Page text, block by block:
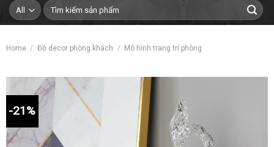
Search
for:
Home / Đồ decor phòng khách / Mô hình trang trí phòng
-21%